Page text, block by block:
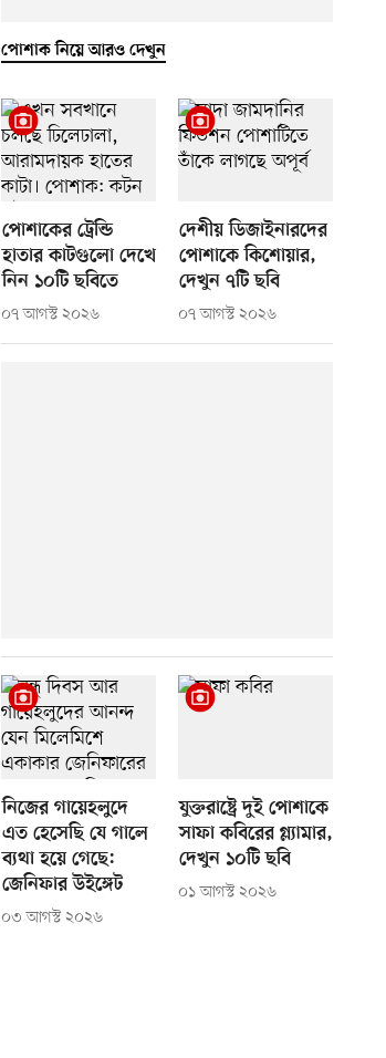
পোশাক নিয়ে আরও দেখুন
পোশাকের ট্রেন্ডি
হাতার কাটগুলো দেখে
নিন ১০টি ছবিতে
০৭ আগস্ট ২০২৬
দেশীয় ডিজাইনারদের
পোশাকে কিশোয়ার,
দেখুন ৭টি ছবি
০৭ আগস্ট ২০২৬
নিজের গায়েহলুদে
এত হেসেছি যে গালে
ব্যথা হয়ে গেছে:
জেনিফার উইঙ্গেট
০৩ আগস্ট ২০২৬
যুক্তরাষ্ট্রে দুই পোশাকে
সাফা কবিরের গ্ল্যামার,
দেখুন ১০টি ছবি
০১ আগস্ট ২০২৬